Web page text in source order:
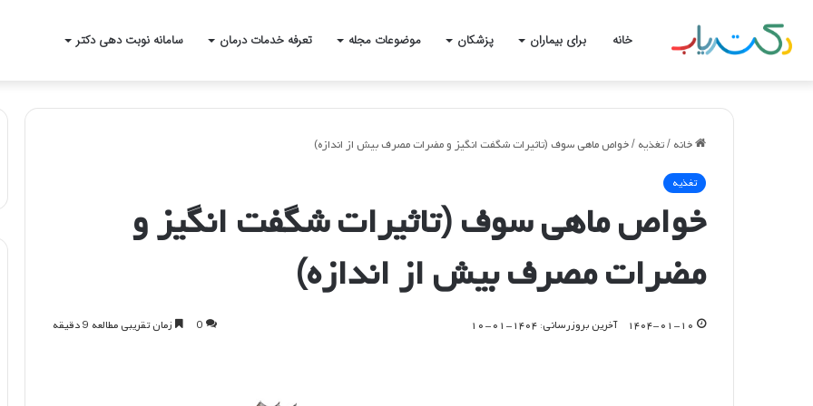
خانه برای بیماران پزشکان موضوعات مجله تعرفه خدمات درمان سامانه نوبت دهی دکتر
خانه /تغذیه /خواص ماهی سوف (تاثیرات شگفت انگیز و مضرات مصرف بیش از اندازه)
تغذیه
خواص ماهی سوف (تاثیرات شگفت انگیز و
مضرات مصرف بیش از اندازه)
۱۴۰۴-۰۱-۱۰ آخرین بروزرسانی: ۱۴۰۴-۰۱-۱۰ 0 زمان تقریبی مطالعه 9 دقیقه